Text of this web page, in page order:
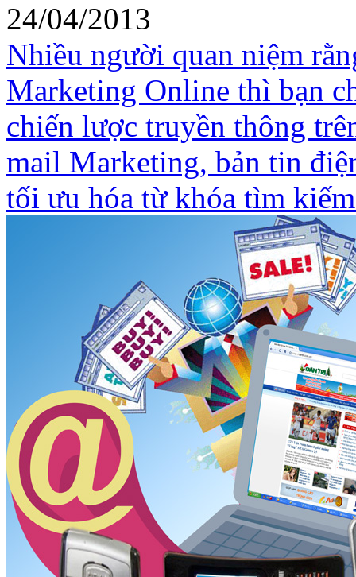
24/04/2013
Nhiều người quan niệm
Marketing Online thì bạn
chiến lược truyền thông
mail Marketing, bản tin
tối ưu hóa từ khóa tìm